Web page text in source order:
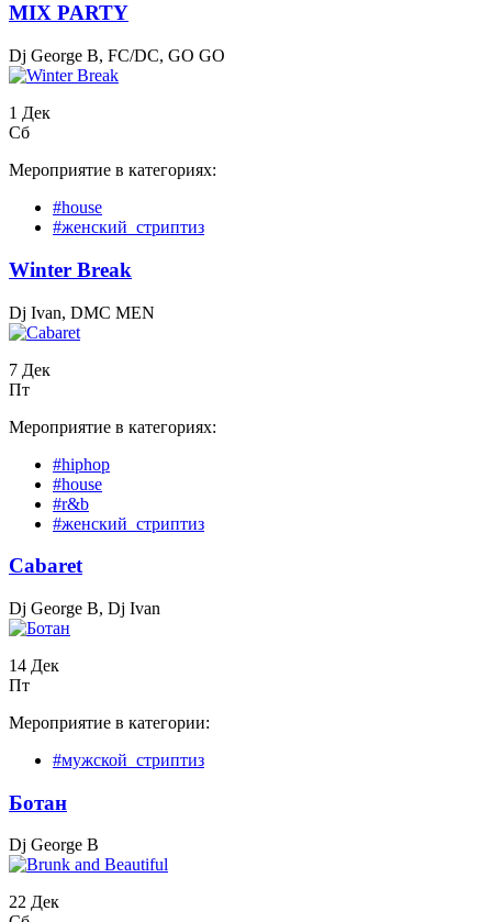
MIX PARTY
Dj George B, FC/DC, GO GO
1 Дек
Сб
Мероприятие в категориях:
#house
#женский_стриптиз
Winter Break
Dj Ivan, DMC MEN
7 Дек
Пт
Мероприятие в категориях:
#hiphop
#house
#r&b
#женский_стриптиз
Cabaret
Dj George B, Dj Ivan
14 Дек
Пт
Мероприятие в категории:
#мужской_стриптиз
Бoтан
Dj George B
22 Дек